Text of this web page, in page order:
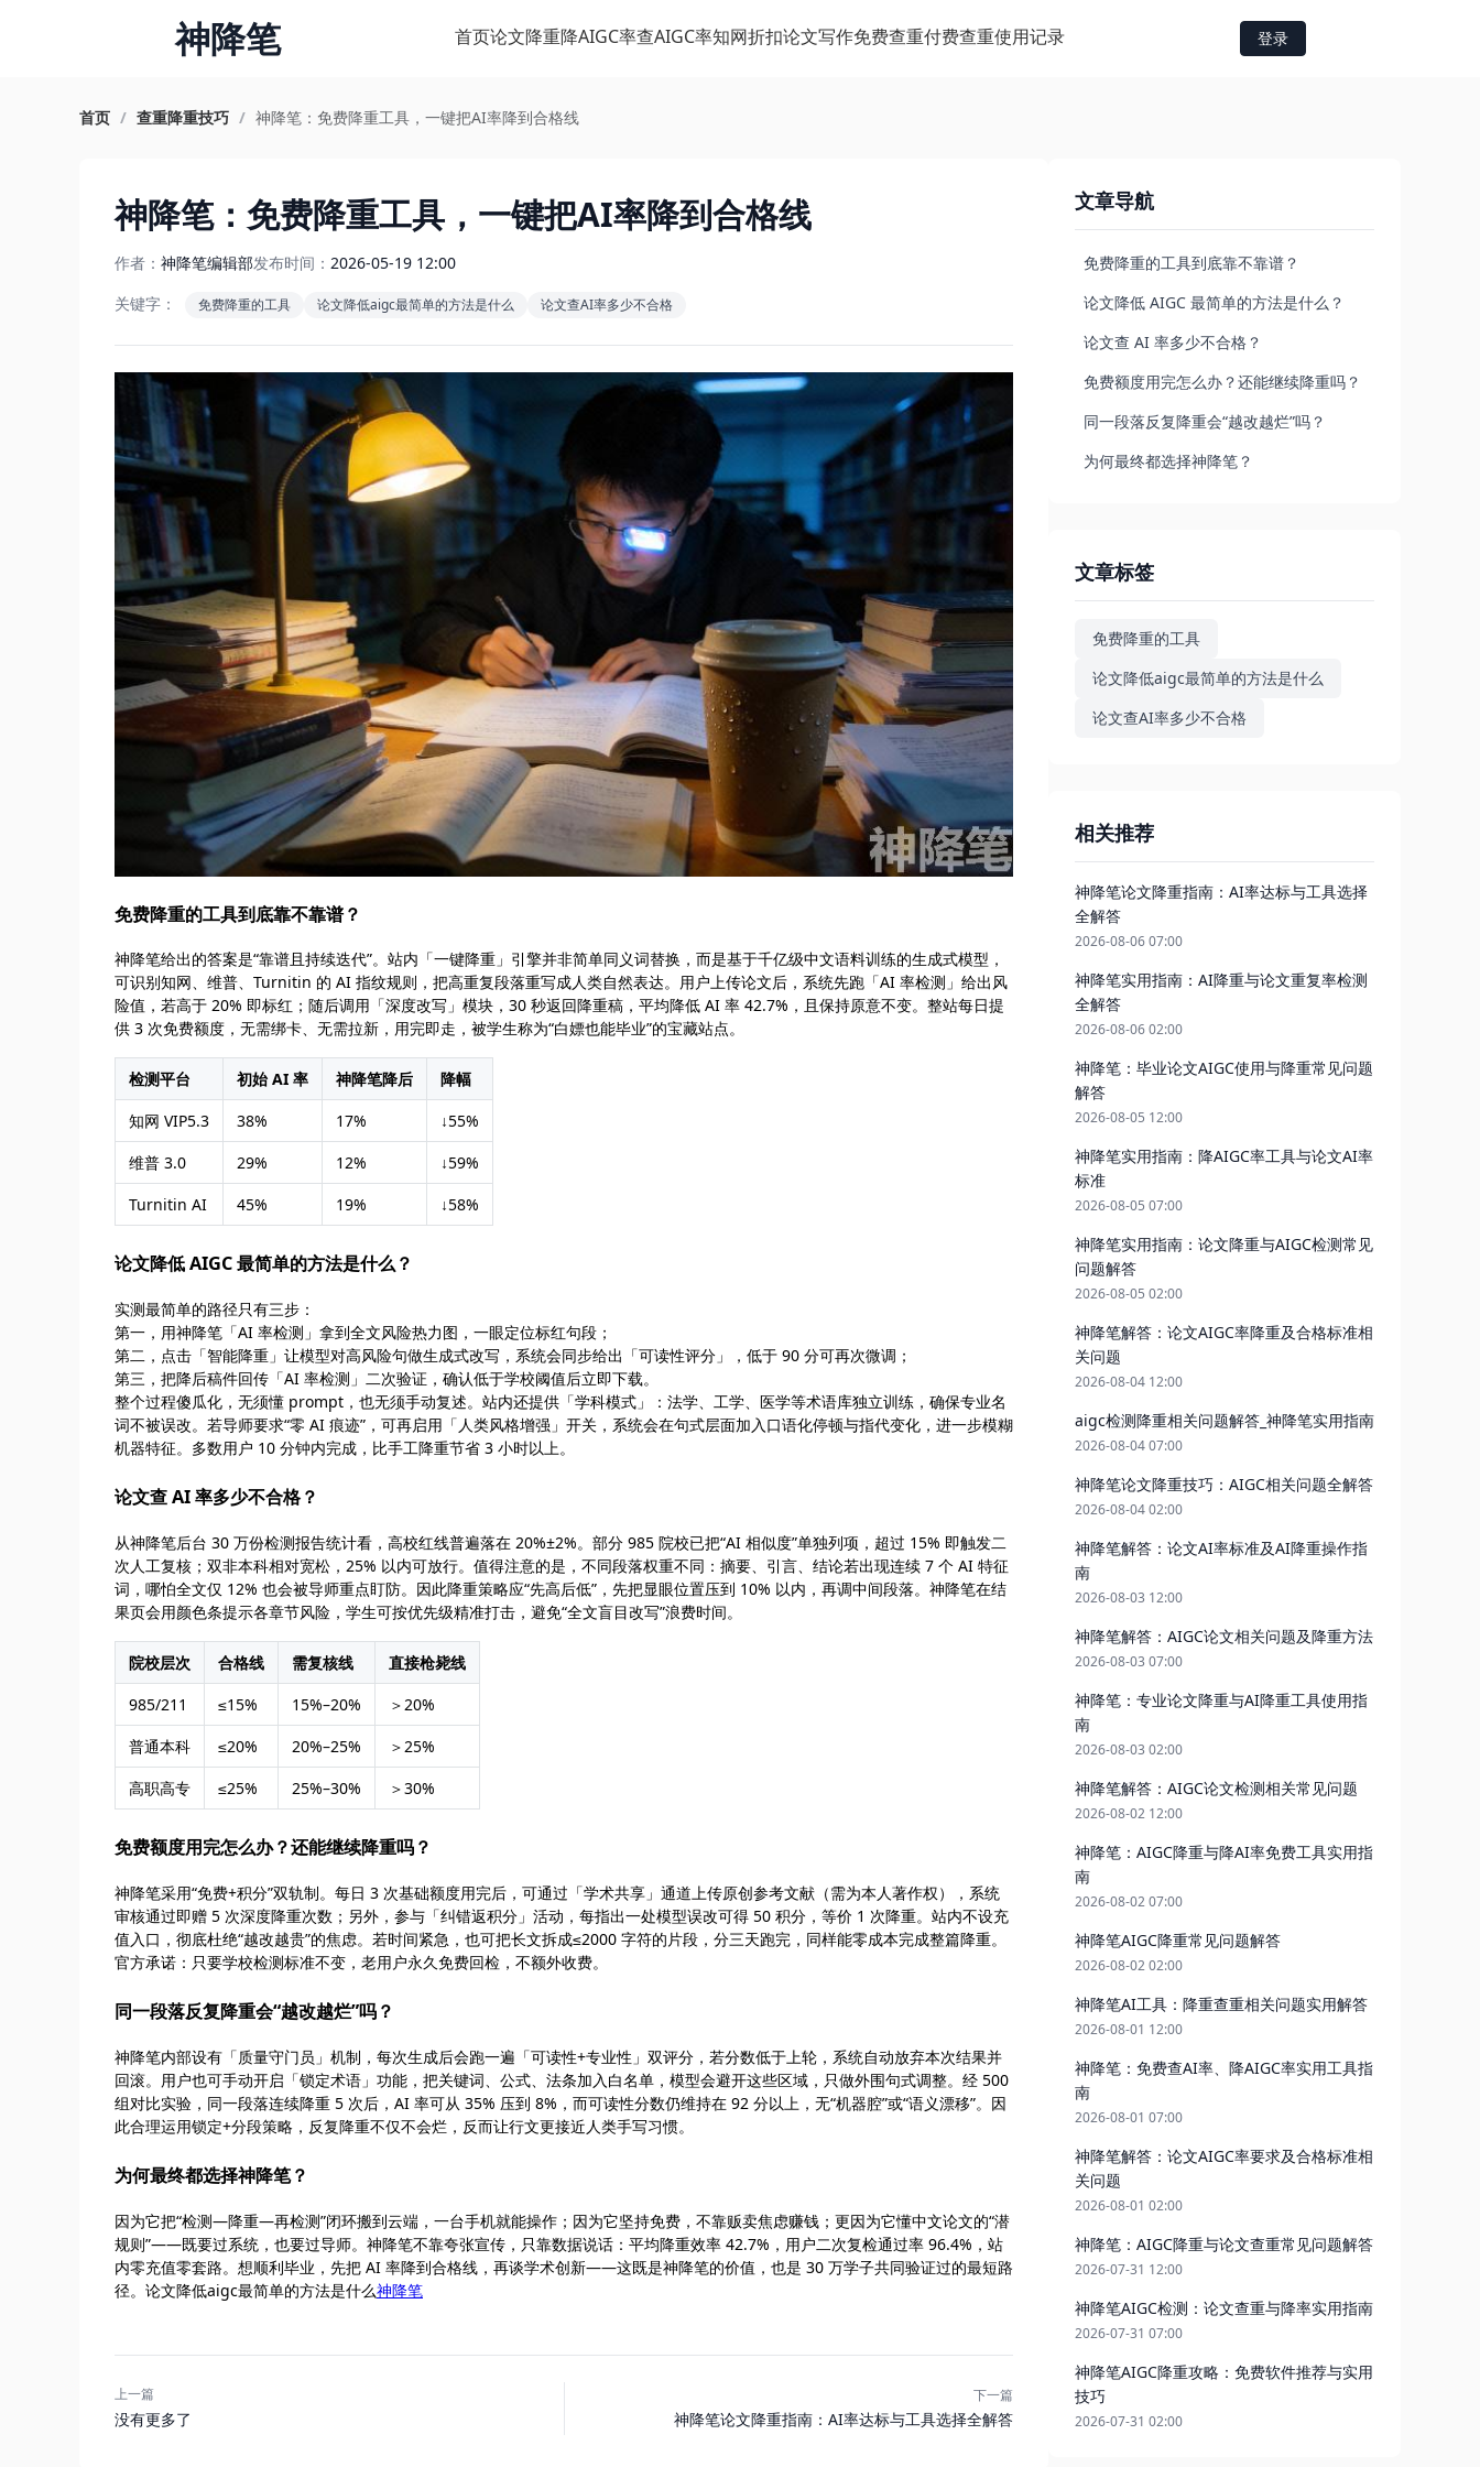
神降笔 首页论文降重降AIGC率查AIGC率知网折扣论文写作免费查重付费查重使用记录 登录
首页 / 查重降重技巧 / 神降笔：免费降重工具，一键把AI率降到合格线
神降笔：免费降重工具，一键把AI率降到合格线
作者： 神降笔编辑部发布时间： 2026-05-19 12:00
关键字：
免费降重的工具 论文降低aigc最简单的方法是什么 论文查AI率多少不合格
免费降重的工具到底靠不靠谱？
神降笔给出的答案是“靠谱且持续迭代”。站内「一键降重」引擎并非简单同义词替换，而是基于千亿级中文语料训练的生成式模型，
可识别知网、维普、Turnitin 的 AI 指纹规则，把高重复段落重写成人类自然表达。用户上传论文后，系统先跑「AI 率检测」给出风
险值，若高于 20% 即标红；随后调用「深度改写」模块，30 秒返回降重稿，平均降低 AI 率 42.7%，且保持原意不变。整站每日提
供 3 次免费额度，无需绑卡、无需拉新，用完即走，被学生称为“白嫖也能毕业”的宝藏站点。
检测平台 初始 AI 率 神降笔降后
降幅
知网 VIP5.3
38% 17%
↓55%
维普 3.0
29% 12%
↓59%
Turnitin AI
45% 19% ↓58%
论文降低 AIGC 最简单的方法是什么？
实测最简单的路径只有三步：
第一，用神降笔「AI 率检测」拿到全文风险热力图，一眼定位标红句段；
第二，点击「智能降重」让模型对高风险句做生成式改写，系统会同步给出「可读性评分」，低于 90 分可再次微调；
第三，把降后稿件回传「AI 率检测」二次验证，确认低于学校阈值后立即下载。
整个过程傻瓜化，无须懂 prompt，也无须手动复述。站内还提供「学科模式」：法学、工学、医学等术语库独立训练，确保专业名
词不被误改。若导师要求“零 AI 痕迹”，可再启用「人类风格增强」开关，系统会在句式层面加入口语化停顿与指代变化，进一步模糊
机器特征。多数用户 10 分钟内完成，比手工降重节省 3 小时以上。
论文查 AI 率多少不合格？
从神降笔后台 30 万份检测报告统计看，高校红线普遍落在 20%±2%。部分 985 院校已把“AI 相似度”单独列项，超过 15% 即触发二
次人工复核；双非本科相对宽松，25% 以内可放行。值得注意的是，不同段落权重不同：摘要、引言、结论若出现连续 7 个 AI 特征
词，哪怕全文仅 12% 也会被导师重点盯防。因此降重策略应“先高后低”，先把显眼位置压到 10% 以内，再调中间段落。神降笔在结
果页会用颜色条提示各章节风险，学生可按优先级精准打击，避免“全文盲目改写”浪费时间。
院校层次 合格线 需复核线
直接枪毙线
985/211
≤15% 15%–20%
＞20%
普通本科
≤20% 20%–25%
＞25%
高职高专
≤25% 25%–30% ＞30%
免费额度用完怎么办？还能继续降重吗？
神降笔采用“免费+积分”双轨制。每日 3 次基础额度用完后，可通过「学术共享」通道上传原创参考文献（需为本人著作权），系统
审核通过即赠 5 次深度降重次数；另外，参与「纠错返积分」活动，每指出一处模型误改可得 50 积分，等价 1 次降重。站内不设充
值入口，彻底杜绝“越改越贵”的焦虑。若时间紧急，也可把长文拆成≤2000 字符的片段，分三天跑完，同样能零成本完成整篇降重。
官方承诺：只要学校检测标准不变，老用户永久免费回检，不额外收费。
同一段落反复降重会“越改越烂”吗？
神降笔内部设有「质量守门员」机制，每次生成后会跑一遍「可读性+专业性」双评分，若分数低于上轮，系统自动放弃本次结果并
回滚。用户也可手动开启「锁定术语」功能，把关键词、公式、法条加入白名单，模型会避开这些区域，只做外围句式调整。经 500
组对比实验，同一段落连续降重 5 次后，AI 率可从 35% 压到 8%，而可读性分数仍维持在 92 分以上，无“机器腔”或“语义漂移”。因
此合理运用锁定+分段策略，反复降重不仅不会烂，反而让行文更接近人类手写习惯。
为何最终都选择神降笔？
因为它把“检测—降重—再检测”闭环搬到云端，一台手机就能操作；因为它坚持免费，不靠贩卖焦虑赚钱；更因为它懂中文论文的“潜
规则”——既要过系统，也要过导师。神降笔不靠夸张宣传，只靠数据说话：平均降重效率 42.7%，用户二次复检通过率 96.4%，站
内零充值零套路。想顺利毕业，先把 AI 率降到合格线，再谈学术创新——这既是神降笔的价值，也是 30 万学子共同验证过的最短路
径。论文降低aigc最简单的方法是什么神降笔
上一篇
没有更多了
下一篇
神降笔论文降重指南：AI率达标与工具选择全解答
文章导航
免费降重的工具到底靠不靠谱？
论文降低 AIGC 最简单的方法是什么？
论文查 AI 率多少不合格？
免费额度用完怎么办？还能继续降重吗？
同一段落反复降重会“越改越烂”吗？
为何最终都选择神降笔？
文章标签
免费降重的工具
论文降低aigc最简单的方法是什么
论文查AI率多少不合格
相关推荐
神降笔论文降重指南：AI率达标与工具选择
全解答
2026-08-06 07:00
神降笔实用指南：AI降重与论文重复率检测
全解答
2026-08-06 02:00
神降笔：毕业论文AIGC使用与降重常见问题
解答
2026-08-05 12:00
神降笔实用指南：降AIGC率工具与论文AI率
标准
2026-08-05 07:00
神降笔实用指南：论文降重与AIGC检测常见
问题解答
2026-08-05 02:00
神降笔解答：论文AIGC率降重及合格标准相
关问题
2026-08-04 12:00
aigc检测降重相关问题解答_神降笔实用指南
2026-08-04 07:00
神降笔论文降重技巧：AIGC相关问题全解答
2026-08-04 02:00
神降笔解答：论文AI率标准及AI降重操作指
南
2026-08-03 12:00
神降笔解答：AIGC论文相关问题及降重方法
2026-08-03 07:00
神降笔：专业论文降重与AI降重工具使用指
南
2026-08-03 02:00
神降笔解答：AIGC论文检测相关常见问题
2026-08-02 12:00
神降笔：AIGC降重与降AI率免费工具实用指
南
2026-08-02 07:00
神降笔AIGC降重常见问题解答
2026-08-02 02:00
神降笔AI工具：降重查重相关问题实用解答
2026-08-01 12:00
神降笔：免费查AI率、降AIGC率实用工具指
南
2026-08-01 07:00
神降笔解答：论文AIGC率要求及合格标准相
关问题
2026-08-01 02:00
神降笔：AIGC降重与论文查重常见问题解答
2026-07-31 12:00
神降笔AIGC检测：论文查重与降率实用指南
2026-07-31 07:00
神降笔AIGC降重攻略：免费软件推荐与实用
技巧
2026-07-31 02:00